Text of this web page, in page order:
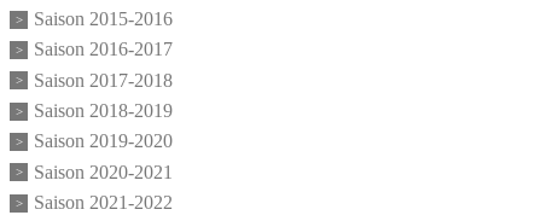
Saison 2015-2016
Saison 2016-2017
Saison 2017-2018
Saison 2018-2019
Saison 2019-2020
Saison 2020-2021
Saison 2021-2022